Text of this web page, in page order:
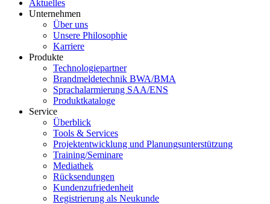
Aktuelles
Unternehmen
Über uns
Unsere Philosophie
Karriere
Produkte
Technologiepartner
Brandmeldetechnik BWA/BMA
Sprachalarmierung SAA/ENS
Produktkataloge
Service
Überblick
Tools & Services
Projektentwicklung und Planungsunterstützung
Training/Seminare
Mediathek
Rücksendungen
Kundenzufriedenheit
Registrierung als Neukunde